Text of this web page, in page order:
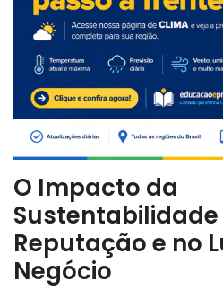
O Impacto da
Sustentabilidade
Reputação e no
Negócio